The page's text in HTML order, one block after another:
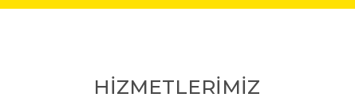
HİZMETLERİMİZ